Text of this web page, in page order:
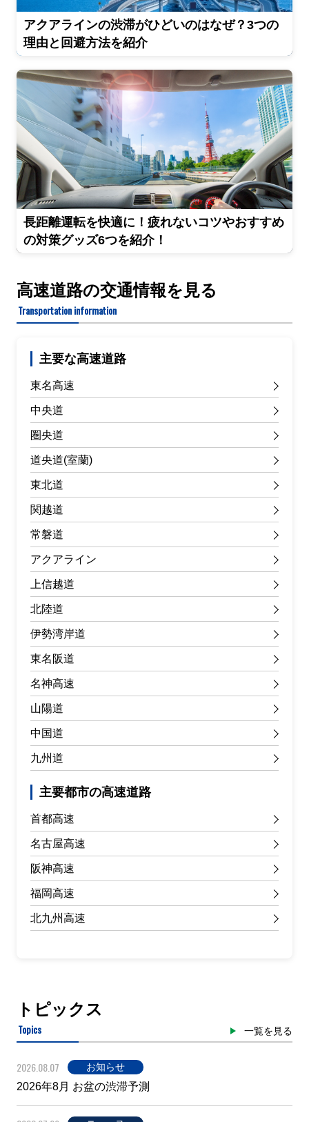
アクアラインの渋滞がひどいのはなぜ？3つの
理由と回避方法を紹介
長距離運転を快適に！疲れないコツやおすすめ
の対策グッズ6つを紹介！
高速道路の交通情報を見る
Transportation information
主要な高速道路
東名高速
中央道
圏央道
道央道(室蘭)
東北道
関越道
常磐道
アクアライン
上信越道
北陸道
伊勢湾岸道
東名阪道
名神高速
山陽道
中国道
九州道
主要都市の高速道路
首都高速
名古屋高速
阪神高速
福岡高速
北九州高速
トピックス
Topics 一覧を見る
2026.08.07 お知らせ
2026年8月 お盆の渋滞予測